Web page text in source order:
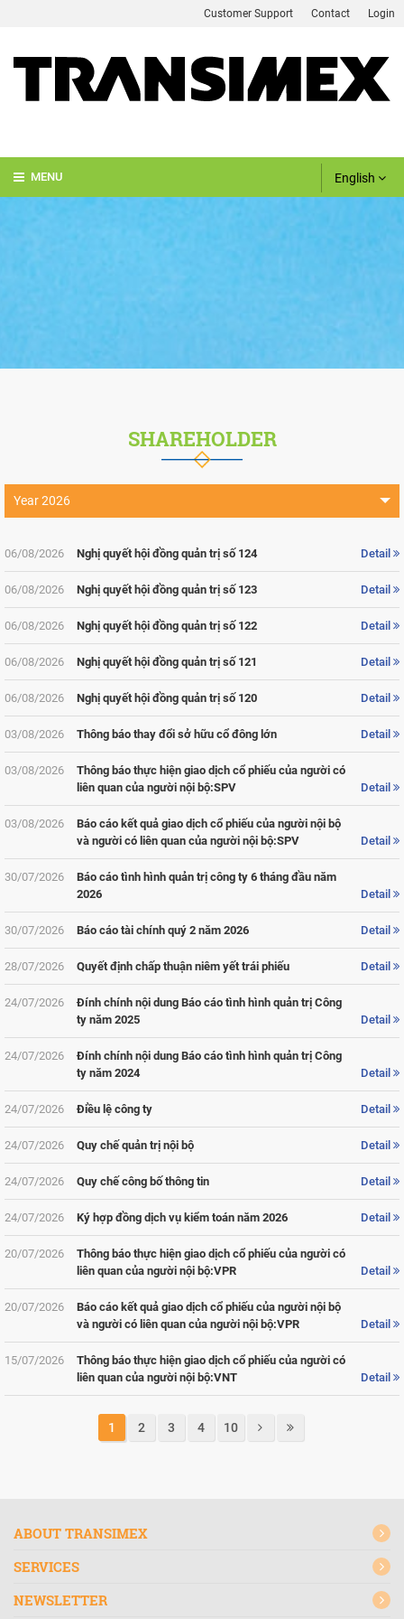
Login
Contact
Customer Support
English
SHAREHOLDER
Year 2026
Year 2023
Year 2022
Year 2021
Year 2020
Year 2019
Year 2016
Year 2015
Year 2013
Year 2011
Year 2009
06/08/2026 Nghị quyết hội đồng quản trị số 124 Detail
06/08/2026 Nghị quyết hội đồng quản trị số 123 Detail
06/08/2026 Nghị quyết hội đồng quản trị số 122 Detail
06/08/2026 Nghị quyết hội đồng quản trị số 121 Detail
06/08/2026 Nghị quyết hội đồng quản trị số 120 Detail
03/08/2026 Thông báo thay đổi sở hữu cổ đông lớn Detail
03/08/2026
Thông báo thực hiện giao dịch cổ phiếu của người có
liên quan của người nội bộ:SPV
Detail
03/08/2026
Báo cáo kết quả giao dịch cổ phiếu của người nội bộ
và người có liên quan của người nội bộ:SPV
Detail
30/07/2026
Báo cáo tình hình quản trị công ty 6 tháng đầu năm
2026
Detail
30/07/2026 Báo cáo tài chính quý 2 năm 2026 Detail
28/07/2026 Quyết định chấp thuận niêm yết trái phiếu Detail
24/07/2026
Đính chính nội dung Báo cáo tình hình quản trị Công
ty năm 2025
Detail
24/07/2026
Đính chính nội dung Báo cáo tình hình quản trị Công
ty năm 2024
Detail
24/07/2026 Điều lệ công ty Detail
24/07/2026 Quy chế quản trị nội bộ Detail
24/07/2026 Quy chế công bố thông tin Detail
24/07/2026 Ký hợp đồng dịch vụ kiểm toán năm 2026 Detail
20/07/2026
Thông báo thực hiện giao dịch cổ phiếu của người có
liên quan của người nội bộ:VPR
Detail
20/07/2026
Báo cáo kết quả giao dịch cổ phiếu của người nội bộ
và người có liên quan của người nội bộ:VPR
Detail
15/07/2026
Thông báo thực hiện giao dịch cổ phiếu của người có
liên quan của người nội bộ:VNT
Detail
1 2 3 4 10
ABOUT TRANSIMEX
SERVICES
NEWSLETTER